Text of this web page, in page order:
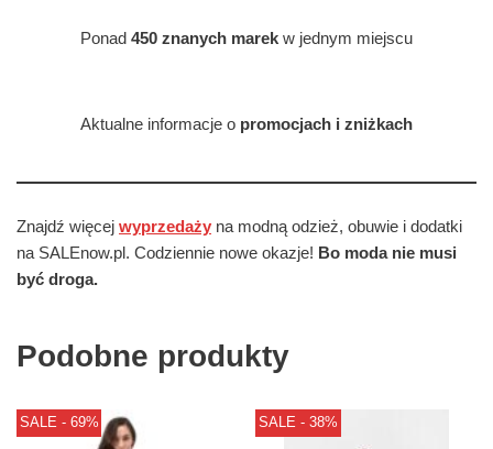
Ponad 450 znanych marek w jednym miejscu
Aktualne informacje o promocjach i zniżkach
Znajdź więcej wyprzedaży na modną odzież, obuwie i dodatki
na SALEnow.pl. Codziennie nowe okazje! Bo moda nie musi
być droga.
Podobne produkty
SALE - 69% SALE - 38%